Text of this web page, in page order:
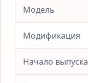
Модель
Модификация
Начало выпуска